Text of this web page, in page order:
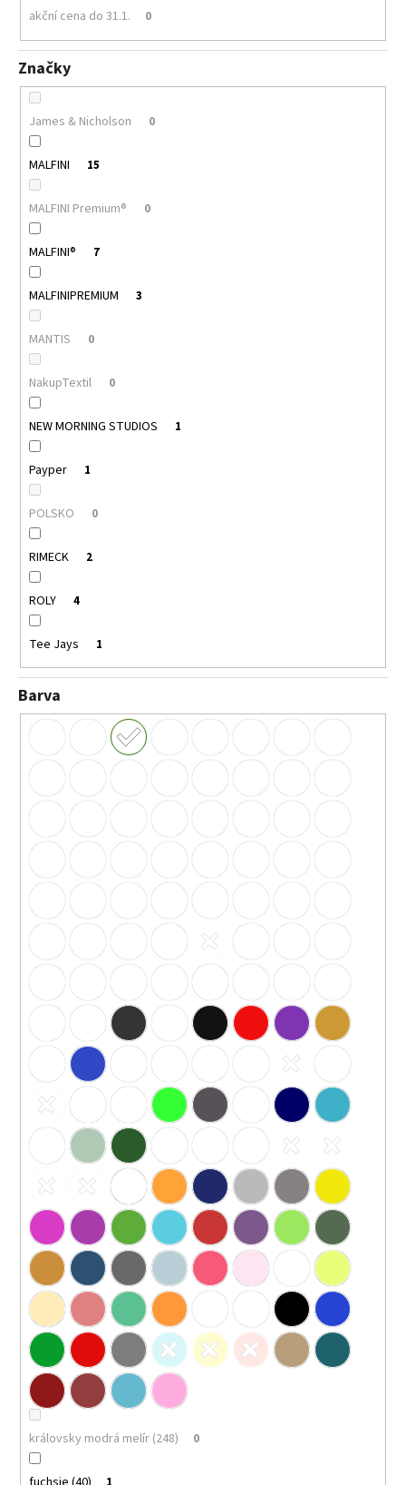
akční cena do 31.1. 0
Značky
James & Nicholson 0
MALFINI 15
MALFINI Premium® 0
MALFINI® 7
MALFINIPREMIUM 3
MANTIS 0
NakupTextil 0
NEW MORNING STUDIOS 1
Payper 1
POLSKO 0
RIMECK 2
ROLY 4
Tee Jays 1
Barva
královsky modrá melír (248) 0